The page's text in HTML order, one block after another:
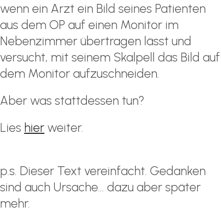
wenn ein Arzt ein Bild seines Patienten
aus dem OP auf einen Monitor im
Nebenzimmer übertragen lässt und
versucht, mit seinem Skalpell das Bild auf
dem Monitor aufzuschneiden.
Aber was stattdessen tun?
Lies hier weiter.
p.s. Dieser Text vereinfacht. Gedanken
sind auch Ursache… dazu aber später
mehr.